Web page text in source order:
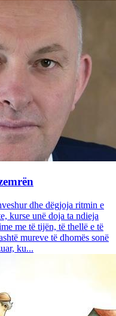
dhe dëgjoja ritmin e
kurse unë doja ta ndieja
me të tijën, të thellë e të
mureve të dhomës sonë
ku...